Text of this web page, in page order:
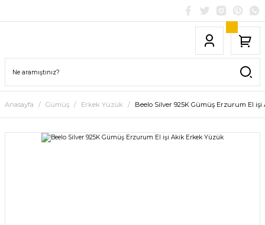
Anasayfa Gümüş Erkek Yüzük Beelo Silver 925K Gümüş Erzurum El